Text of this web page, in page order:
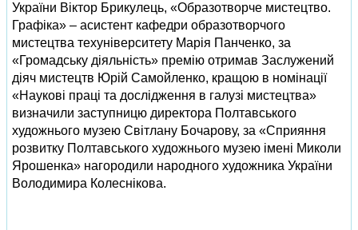
України Віктор Брикулець, «Образотворче мистецтво.
Графіка» – асистент кафедри образотворчого
мистецтва техуніверситету Марія Панченко, за
«Громадську діяльність» премію отримав Заслужений
діяч мистецтв Юрій Самойленко, кращою в номінації
«Наукові праці та дослідження в галузі мистецтва»
визначили заступницю директора Полтавського
художнього музею Світлану Бочарову, за «Сприяння
розвитку Полтавського художнього музею імені Миколи
Ярошенка» нагородили народного художника України
Володимира Колеснікова.